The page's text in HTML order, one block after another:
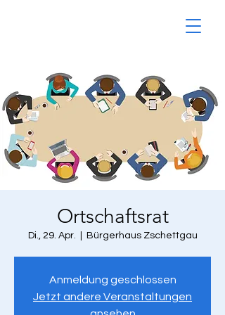
Ortschaftsrat
Di., 29. Apr. Bürgerhaus Zschettgau
Anmeldung geschlossen
Jetzt andere Veranstaltungen